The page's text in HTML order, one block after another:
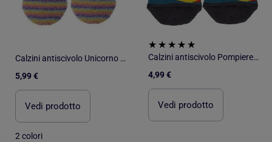
Calzini antiscivolo Unicorno multicolore lavorato a maglia bambina Isotoner
5,99 €
Vedi prodotto
2 colori
Calzini antiscivolo Pompiere - cotone bambino Isotoner
4,99 €
Vedi prodotto